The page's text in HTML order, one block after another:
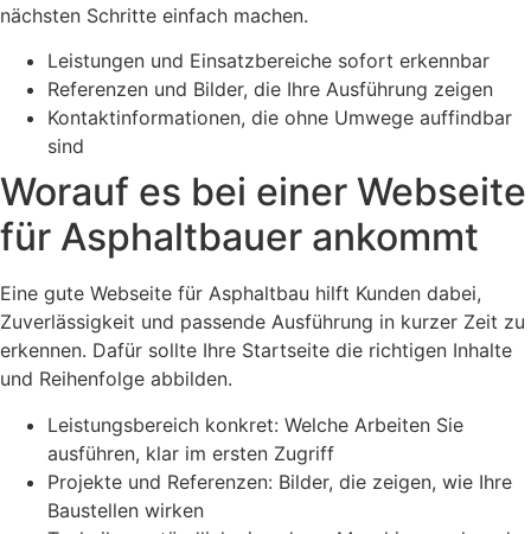
nächsten Schritte einfach machen.
Leistungen und Einsatzbereiche sofort erkennbar
Referenzen und Bilder, die Ihre Ausführung zeigen
Kontaktinformationen, die ohne Umwege auffindbar
sind
Worauf es bei einer Webseite
für Asphaltbauer ankommt
Eine gute Webseite für Asphaltbau hilft Kunden dabei,
Zuverlässigkeit und passende Ausführung in kurzer Zeit zu
erkennen. Dafür sollte Ihre Startseite die richtigen Inhalte
und Reihenfolge abbilden.
Leistungsbereich konkret: Welche Arbeiten Sie
ausführen, klar im ersten Zugriff
Projekte und Referenzen: Bilder, die zeigen, wie Ihre
Baustellen wirken